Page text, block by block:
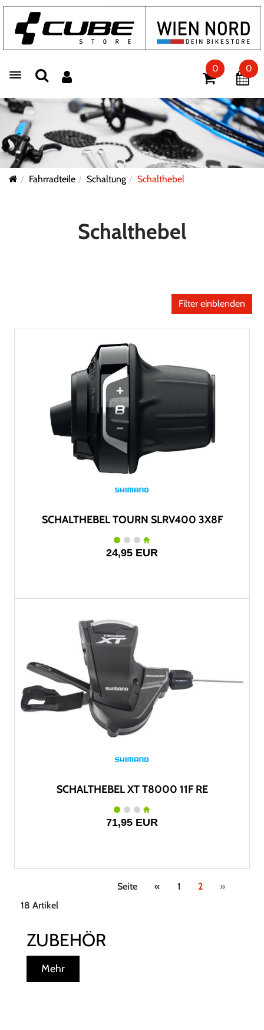
Toggle navigation
0 0
Fahrradteile Schaltung Schalthebel
Schalthebel
Filter einblenden
SCHALTHEBEL TOURN SLRV400 3X8F
24,95 EUR
SCHALTHEBEL XT T8000 11F RE
71,95 EUR
Seite « 1 2
»
18 Artikel
ZUBEHÖR
Mehr